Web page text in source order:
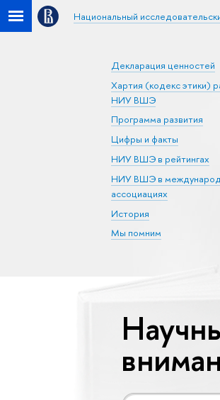
Национальный
Декларация ценностей
Хартия (кодекс этики)
НИУ ВШЭ
Программа развития
Цифры и факты
НИУ ВШЭ в рейтингах
НИУ ВШЭ в
ассоциациях
История
Мы помним